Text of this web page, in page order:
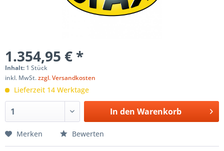
1.354,95 € *
Inhalt: 1 Stück
inkl. MwSt.zzgl. Versandkosten
Lieferzeit 14 Werktage
In den Warenkorb
Merken Bewerten